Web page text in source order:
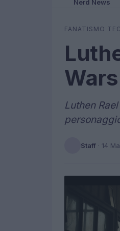
Nerd News
FANATISMO
Wars
Luthen
Staff · 14